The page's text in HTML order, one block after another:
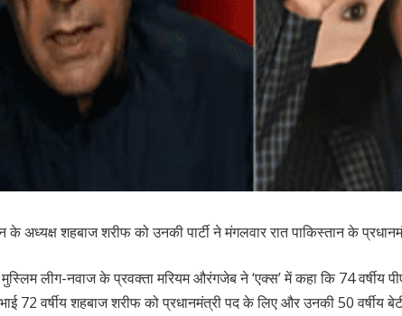
के अध्यक्ष शहबाज शरीफ को उनकी पार्टी ने मंगलवार रात पाकिस्तान के
मुस्लिम लीग-नवाज के प्रवक्ता मरियम औरंगजेब ने ‘एक्स’ में कहा कि 74 वर्षीय
72 वर्षीय शहबाज शरीफ को प्रधानमंत्री पद के लिए और उनकी 50 वर्षीय